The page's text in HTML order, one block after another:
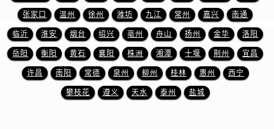
浙江省衢州市柯城区上街萧邦售后服务中心（需提前预约）
浙江省绍兴市越城区胜利东路379号世茂天际中心写字楼8层805室萧邦售后服务中心（需提前预约）
浙江省舟山市定海区解放东路萧邦售后服务中心（需提前预约）
澳门特别行政区大堂区议事亭前地（新马路）萧邦售后服务中心（需提前预约）
澳门特别行政区风顺堂区南湾大马路萧邦售后服务中心（需提前预约）
张家口 温州 徐州 潍坊 九江 常州 嘉兴 南通
临沂 淮安 烟台 绍兴 亳州 舟山 扬州 金华 洛阳
岳阳 衡阳 黄石 襄阳 株洲 湘潭 十堰 荆州 宜昌
许昌 南阳 常德 泉州 柳州 桂林 惠州 西宁
攀枝花 遵义 天水 泰州 盐城